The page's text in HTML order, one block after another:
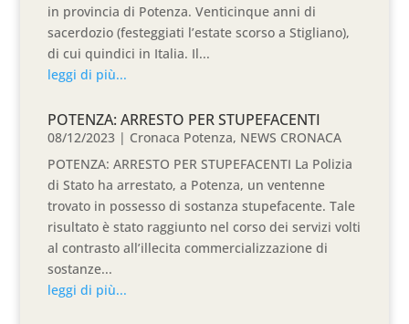
in provincia di Potenza. Venticinque anni di
sacerdozio (festeggiati l’estate scorso a Stigliano),
di cui quindici in Italia. Il...
leggi di più...
POTENZA: ARRESTO PER STUPEFACENTI
08/12/2023 | Cronaca Potenza, NEWS CRONACA
POTENZA: ARRESTO PER STUPEFACENTI La Polizia
di Stato ha arrestato, a Potenza, un ventenne
trovato in possesso di sostanza stupefacente. Tale
risultato è stato raggiunto nel corso dei servizi volti
al contrasto all’illecita commercializzazione di
sostanze...
leggi di più...